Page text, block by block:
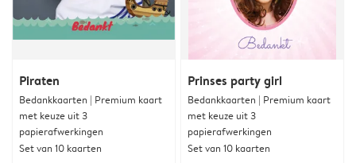
Piraten
Bedankkaarten | Premium kaart
met keuze uit 3
papierafwerkingen
Set van 10 kaarten
Prinses party girl
Bedankkaarten | Premium kaart
met keuze uit 3
papierafwerkingen
Set van 10 kaarten